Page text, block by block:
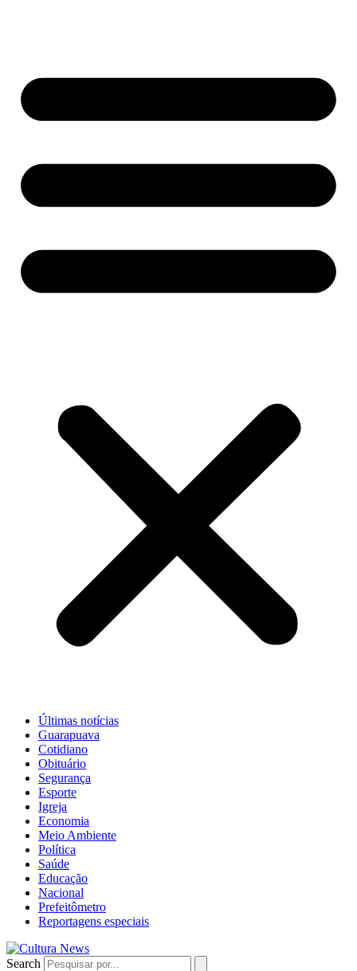
Últimas notícias
Guarapuava
Cotidiano
Obituário
Segurança
Esporte
Igreja
Economia
Meio Ambiente
Política
Saúde
Educação
Nacional
Prefeitômetro
Reportagens especiais
Search